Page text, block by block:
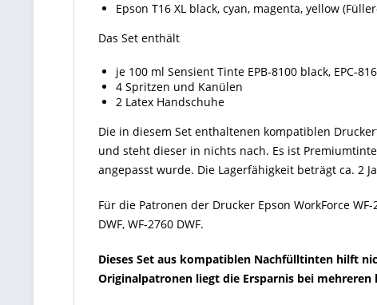
Epson T16 XL black, cyan, magenta, yellow
Das Set enthält
je 100 ml Sensient Tinte EPB-8100 black, EPC-
4 Spritzen und Kanülen
2 Latex Handschuhe
Die in diesem Set enthaltenen kompatiblen
und steht dieser in nichts nach. Es ist
angepasst wurde. Die Lagerfähigkeit beträgt ca. 2
Für die Patronen der Drucker Epson WorkForce WF-
DWF, WF-2760 DWF.
Dieses Set aus kompatiblen Nachfülltinten hilft
Originalpatronen liegt die Ersparnis bei mehreren